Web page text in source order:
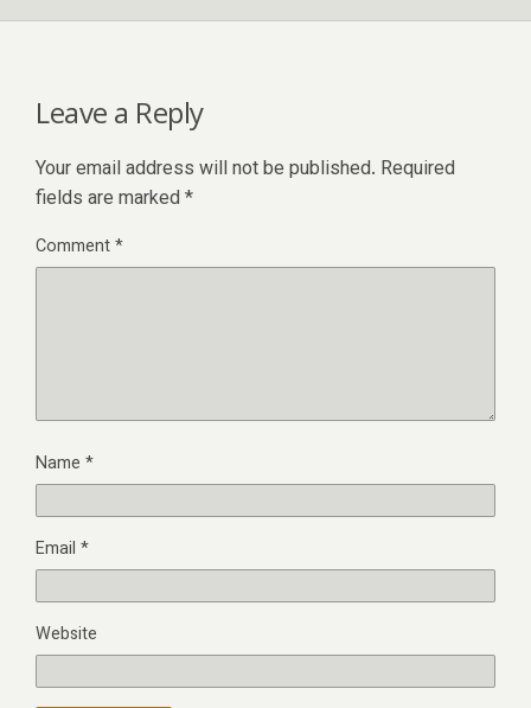
Leave a Reply
Your email address will not be published. Required
fields are marked *
Comment*
Name *
Email *
Website